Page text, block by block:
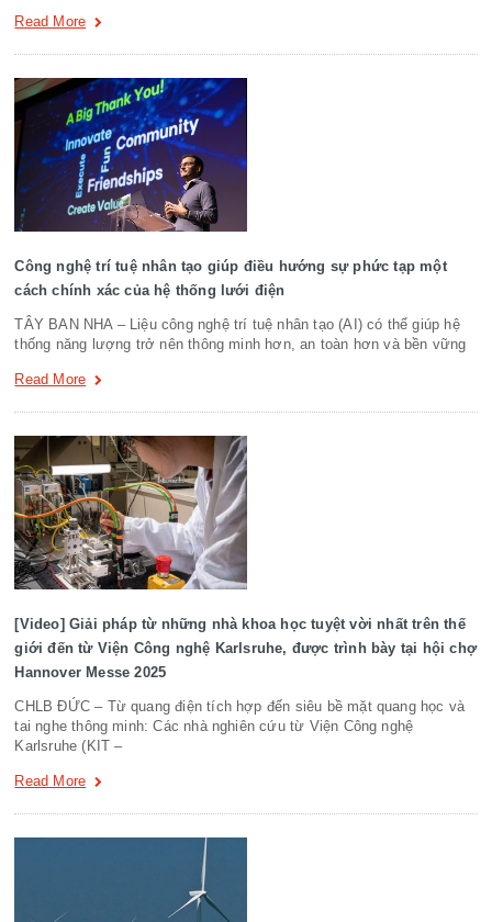
Read More
Công nghệ trí tuệ nhân tạo giúp điều hướng sự phức tạp một
cách chính xác của hệ thống lưới điện
TÂY BAN NHA – Liệu công nghệ trí tuệ nhân tạo (AI) có thể giúp hệ
thống năng lượng trở nên thông minh hơn, an toàn hơn và bền vững
Read More
[Video] Giải pháp từ những nhà khoa học tuyệt vời nhất trên thế
giới đến từ Viện Công nghệ Karlsruhe, được trình bày tại hội chợ
Hannover Messe 2025
CHLB ĐỨC – Từ quang điện tích hợp đến siêu bề mặt quang học và
tai nghe thông minh: Các nhà nghiên cứu từ Viện Công nghệ
Karlsruhe (KIT –
Read More